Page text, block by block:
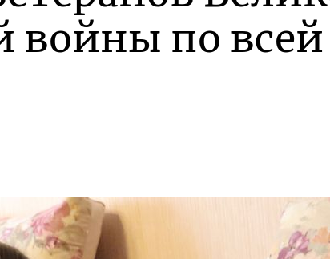
войны по всей